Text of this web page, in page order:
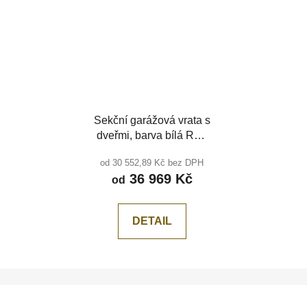
Sekční garážová vrata s
dveřmi, barva bílá RAL
středové drážky
od 30 552,89 Kč bez DPH
od 36 969 Kč
DETAIL